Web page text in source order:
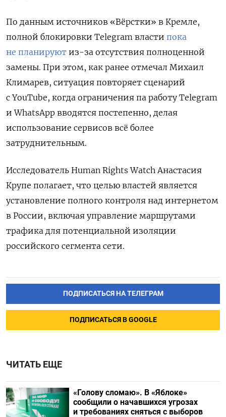
По данным источников «Вёрстки» в Кремле,
полной блокировки Telegram власти пока
не планируют из-за отсутствия полноценной
замены. При этом, как ранее отмечал Михаил
Климарев, ситуация повторяет сценарий
с YouTube, когда ограничения па работу Telegram
и WhatsApp вводятся постепенно, делая
использование сервисов всё более
затруднительным.
Исследователь Human Rights Watch Анастасия
Крупе полагает, что целью властей является
установление полного контроля над интернетом
в России, включая управление маршрутами
трафика для потенциальной изоляции
российского сегмента сети.
ПОДПИСАТЬСЯ НА ТЕЛЕГРАМ
ПОДПИСАТЬСЯ В GOOGLE
ЧИТАТЬ ЕЩЕ
«Голову сломаю». В «Яблоке»
сообщили о начавшихся угрозах
и требованиях сняться с выборов